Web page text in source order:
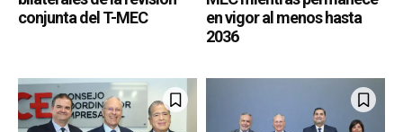
conjunta del T-MEC
en vigor al menos hasta
2036